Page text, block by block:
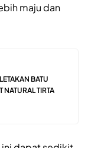
maju dan
BATU
NATURAL TIRTA